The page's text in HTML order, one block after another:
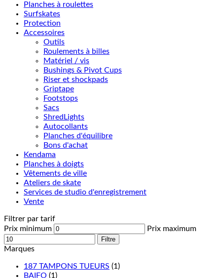
Planches à roulettes
Surfskates
Protection
Accessoires
Outils
Roulements à billes
Matériel / vis
Bushings & Pivot Cups
Riser et shockpads
Griptape
Footstops
Sacs
ShredLights
Autocollants
Planches d'équilibre
Bons d'achat
Kendama
Planches à doigts
Vêtements de ville
Ateliers de skate
Services de studio d'enregistrement
Vente
Filtrer par tarif
Prix minimum
Prix maximum
Filtre
Marques
187 TAMPONS TUEURS (1)
BAIFO (1)